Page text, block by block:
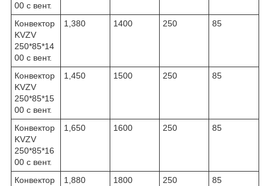
00 с вент.
Конвектор
KVZV
250*85*14
00 с вент.
1,380 1400 250 85
Конвектор
KVZV
250*85*15
00 с вент.
1,450 1500 250 85
Конвектор
KVZV
250*85*16
00 с вент.
1,650 1600 250 85
Конвектор
1,880 1800 250 85